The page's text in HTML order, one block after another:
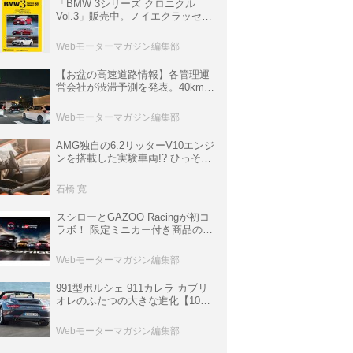
「BMW 3シリーズ クロニクル
Vol.3」販売中。ノイエクラッセか
ムック
Webモーターマガジン編集部
【お盆の高速道路情報】各管理運
営会社が渋滞予測を発表。40km以
数ある
Webモーターマガジン編集部
AMG独自の6.2リッターV10エンジ
ンを搭載した実験車両!? ひっそり
P900 プロトタイプ」とは
石橋 寛
スシローとGAZOO Racingが初コ
ラボ！ 限定ミニカー付き商品の
ト体験があたる抽選企画などを展
開
Webモーターマガジン編集部
991型ポルシェ 911カレラ カブリ
オレのふたつの大きな進化【10年
Webモーターマガジン編集部